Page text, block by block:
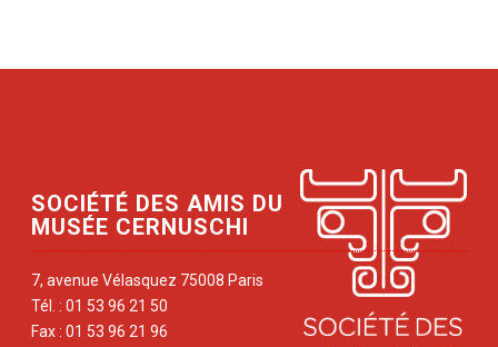
SOCIÉTÉ DES AMIS DU
MUSÉE CERNUSCHI
7, avenue Vélasquez 75008 Paris
Tél. : 01 53 96 21 50
Fax : 01 53 96 21 96